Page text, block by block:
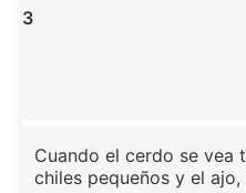
3
Cuando el cerdo se vea
chiles pequeños y el